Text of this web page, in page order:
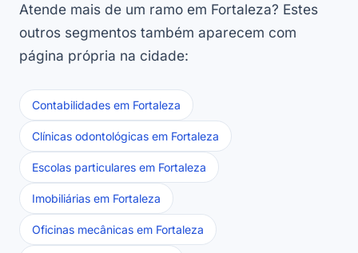
Atende mais de um ramo em Fortaleza? Estes
outros segmentos também aparecem com
página própria na cidade:
Contabilidades em Fortaleza
Clínicas odontológicas em Fortaleza
Escolas particulares em Fortaleza
Imobiliárias em Fortaleza
Oficinas mecânicas em Fortaleza